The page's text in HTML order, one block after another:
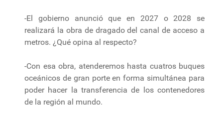
-El gobierno anunció que en 2027 o 2028 se
realizará la obra de dragado del canal de acceso a
metros. ¿Qué opina al respecto?
-Con esa obra, atenderemos hasta cuatros buques
oceánicos de gran porte en forma simultánea para
poder hacer la transferencia de los contenedores
de la región al mundo.